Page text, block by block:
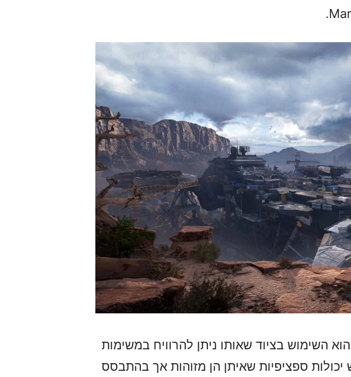
דבר נוסף שמתווסף ל-Marvel's Avengers הוא השימוש בציוד שאותו ניתן להרוויח במשימות
יכולות ספציפיות שאיתן הן מזוהות אך בהתבסס